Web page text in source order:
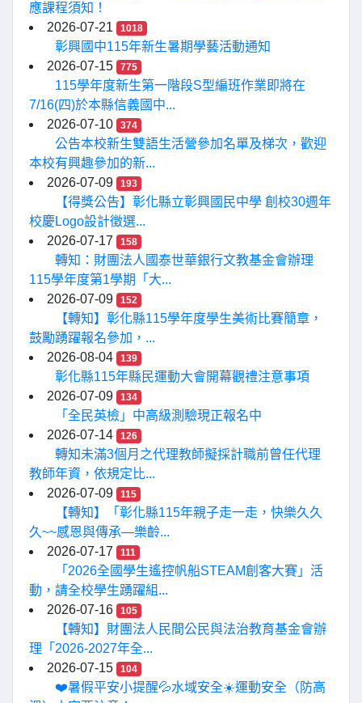
應課程須知！
2026-07-21
1018
彰興國中115年新生暑期學藝活動通知
2026-07-15
775
115學年度新生第一階段S型編班作業即將在
7/16(四)於本縣信義國中...
2026-07-10
374
公告本校新生雙語生活營參加名單及梯次，歡迎
本校有興趣參加的新...
2026-07-09
193
【得獎公告】彰化縣立彰興國民中學 創校30週年
校慶Logo設計徵選...
2026-07-17
158
轉知：財團法人國泰世華銀行文教基金會辦理
115學年度第1學期「大...
2026-07-09
152
【轉知】彰化縣115學年度學生美術比賽簡章，
鼓勵踴躍報名參加，...
2026-08-04
139
彰化縣115年縣民運動大會開幕觀禮注意事項
2026-07-09
134
「全民英檢」中高級測驗現正報名中
2026-07-14
126
轉知未滿3個月之代理教師擬採計職前曾任代理
教師年資，依規定比...
2026-07-09
115
【轉知】「彰化縣115年親子走一走，快樂久久
久~~感恩與傳承—樂齡...
2026-07-17
111
「2026全國學生遙控帆船STEAM創客大賽」活
動，請全校學生踴躍組...
2026-07-16
105
【轉知】財團法人民間公民與法治教育基金會辦
理「2026-2027年全...
2026-07-15
104
❤️暑假平安小提醒💦水域安全☀️運動安全（防高